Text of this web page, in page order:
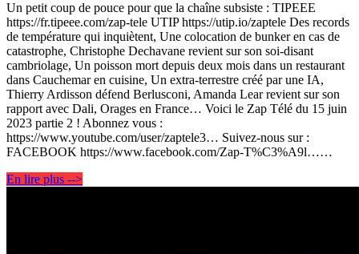
Un petit coup de pouce pour que la chaîne subsiste : TIPEEE
https://fr.tipeee.com/zap-tele UTIP https://utip.io/zaptele Des records
de température qui inquiètent, Une colocation de bunker en cas de
catastrophe, Christophe Dechavane revient sur son soi-disant
cambriolage, Un poisson mort depuis deux mois dans un restaurant
dans Cauchemar en cuisine, Un extra-terrestre créé par une IA,
Thierry Ardisson défend Berlusconi, Amanda Lear revient sur son
rapport avec Dali, Orages en France… Voici le Zap Télé du 15 juin
2023 partie 2 ! Abonnez vous :
https://www.youtube.com/user/zaptele3… Suivez-nous sur :
FACEBOOK https://www.facebook.com/Zap-T%C3%A9l……
En lire plus -->